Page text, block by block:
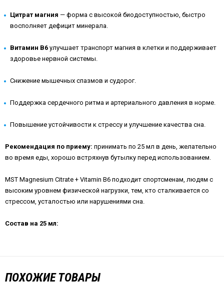
Цитрат магния — форма с высокой биодоступностью, быстро
восполняет дефицит минерала.
Витамин B6 улучшает транспорт магния в клетки и поддерживает
здоровье нервной системы.
Снижение мышечных спазмов и судорог.
Поддержка сердечного ритма и артериального давления в норме.
Повышение устойчивости к стрессу и улучшение качества сна.
Рекомендация по приему: принимать по 25 мл в день, желательно
во время еды, хорошо встряхнув бутылку перед использованием.
MST Magnesium Citrate + Vitamin B6 подходит спортсменам, людям с
высоким уровнем физической нагрузки, тем, кто сталкивается со
стрессом, усталостью или нарушениями сна.
Состав на 25 мл:
ПОХОЖИЕ ТОВАРЫ